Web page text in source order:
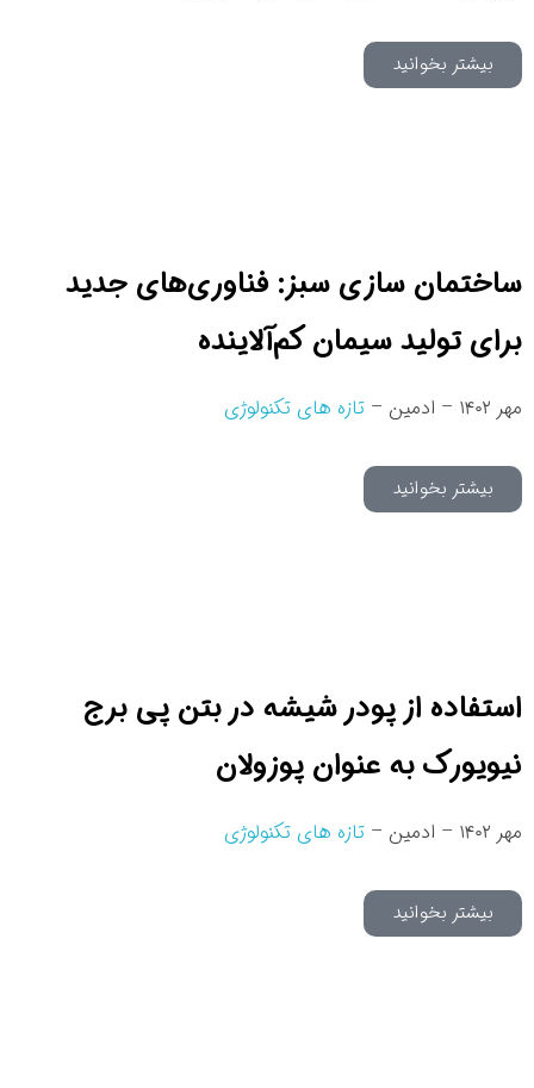
بیشتر بخوانید
ساختمان سازی سبز: فناوری‌های جدید
برای تولید سیمان کم‌آلاینده
مهر ۱۴۰۲ – ادمین – تازه های تکنولوژی
بیشتر بخوانید
استفاده از پودر شیشه در بتن پی برج
نیویورک به عنوان پوزولان
مهر ۱۴۰۲ – ادمین – تازه های تکنولوژی
بیشتر بخوانید